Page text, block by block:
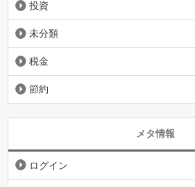
投資
未分類
税金
節約
メタ情報
ログイン